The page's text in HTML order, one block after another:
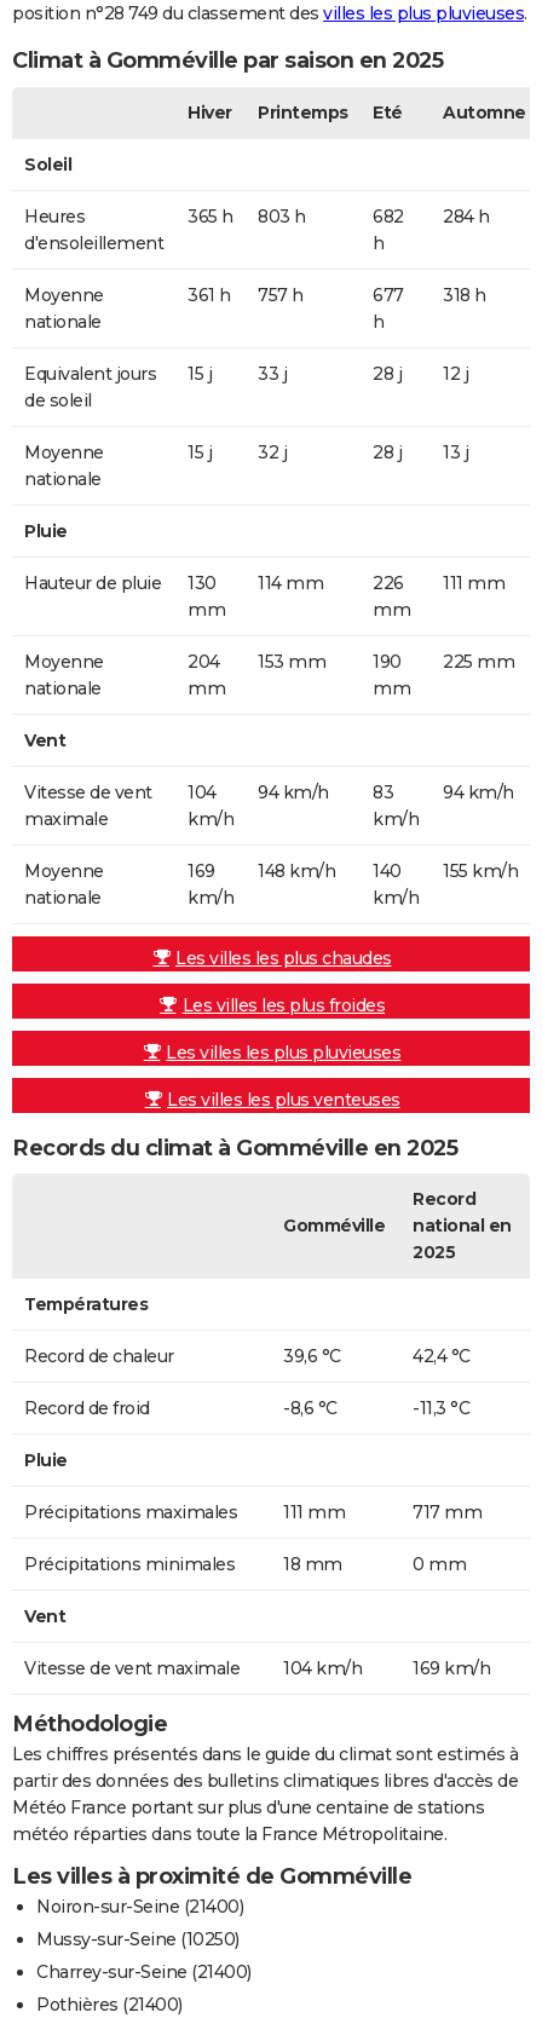
position n°28 749 du classement des villes les plus pluvieuses.
Climat à Gomméville par saison en 2025
Hiver Printemps Eté Automne
Soleil
Heures
d'ensoleillement
365 h 803 h
682
h
284 h
Moyenne
nationale
361 h 757 h
677
h
318 h
Equivalent jours
de soleil
15 j 33 j 28 j 12 j
Moyenne
nationale
15 j 32 j 28 j 13 j
Pluie
Hauteur de pluie
130
mm
114 mm
226
mm
111 mm
Moyenne
nationale
204
mm
153 mm
190
mm
225 mm
Vent
Vitesse de vent
maximale
104
km/h
94 km/h
83
km/h
94 km/h
Moyenne
nationale
169
km/h
148 km/h
140
km/h
155 km/h
Les villes les plus chaudes
Les villes les plus froides
Les villes les plus pluvieuses
Les villes les plus venteuses
Records du climat à Gomméville en 2025
Gomméville
Record
national en
2025
Températures
Record de chaleur 39,6 °C 42,4 °C
Record de froid -8,6 °C -11,3 °C
Pluie
Précipitations maximales 111 mm 717 mm
Précipitations minimales 18 mm 0 mm
Vent
Vitesse de vent maximale 104 km/h 169 km/h
Méthodologie
Les chiffres présentés dans le guide du climat sont estimés à
partir des données des bulletins climatiques libres d'accès de
Météo France portant sur plus d'une centaine de stations
météo réparties dans toute la France Métropolitaine.
Les villes à proximité de Gomméville
Noiron-sur-Seine (21400)
Mussy-sur-Seine (10250)
Charrey-sur-Seine (21400)
Pothières (21400)